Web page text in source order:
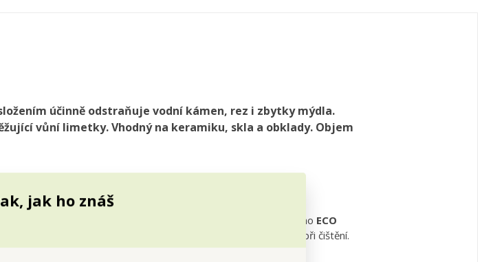
jak ho znáš
účinně odstraňuje vodní kámen, rez i zbytky mýdla.
vůní limetky. Vhodný na keramiku, skla a obklady. Objem
kdo chtějí mít . Jeho ECO
respektuje přírodu a zároveň poskytuje špičkový výkon při čištění.